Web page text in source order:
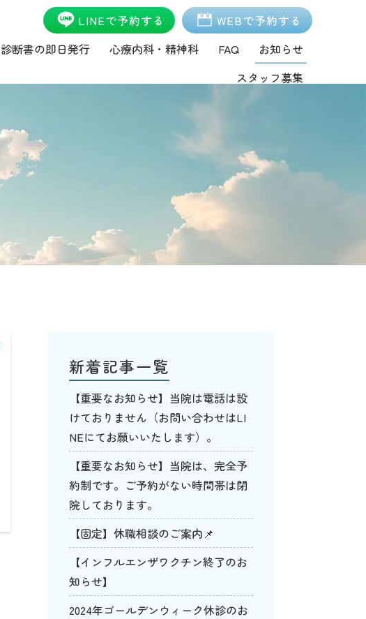
LINEで予約する
WEBで予約する
診断書の即日発行 心療内科・精神科 FAQ
お知らせ
スタッフ募集
新着記事一覧
【重要なお知らせ】当院は電話は設
けておりません（お問い合わせはLI
NEにてお願いいたします）。
【重要なお知らせ】当院は、完全予
約制です。ご予約がない時間帯は閉
院しております。
【固定】休職相談のご案内📌
【インフルエンザワクチン終了のお
知らせ】
2024年ゴールデンウィーク休診のお